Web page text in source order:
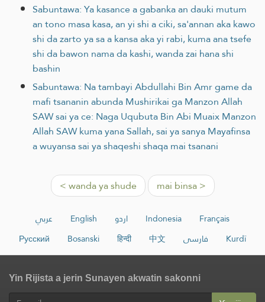
Sabuntawa: Ya kasance a gabanka an dauki mutum
an tono masa kasa, an yi shi a ciki, sa'annan aka kawo
shi da zarto ya sa a kansa aka yi rabi, kuma ana tsefe
shi da bawon nama da kashi, wanda zai hana shi
bashin
Sabuntawa: Na tambayi Abdullahi Bin Amr game da
mafi tsananin abunda Mushirikai ga Manzon Allah
SAW sai ya ce: Naga Uqubuta Bin Abi Muaix Manzon
Allah SAW kuma yana Sallah, sai ya sanya Mayafinsa
a wuyansa sai ya shaqeshi shaqa mai tsanani
< wanda ya shude mai binsa >
عربي English اردو Indonesia
Français
Русский
Bosanski हिन्दी 中文 فارسی Kurdî
Yin Rijista a jerin Sunayen akwatin sakonni